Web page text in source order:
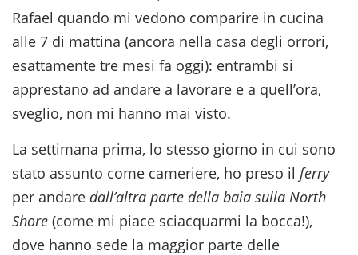
Rafael quando mi vedono comparire in cucina
alle 7 di mattina (ancora nella casa degli orrori,
esattamente tre mesi fa oggi): entrambi si
apprestano ad andare a lavorare e a quell’ora,
sveglio, non mi hanno mai visto.
La settimana prima, lo stesso giorno in cui sono
stato assunto come cameriere, ho preso il ferry
per andare dall’altra parte della baia sulla North
Shore (come mi piace sciacquarmi la bocca!),
dove hanno sede la maggior parte delle